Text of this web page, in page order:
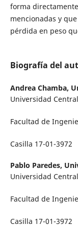
forma
mencionadas y
pérdida en peso
Biografía del
Andrea Chamba,
Universidad
Facultad de
Casilla 17-01-3972
Pablo Paredes,
Universidad
Facultad de
Casilla 17-01-3972